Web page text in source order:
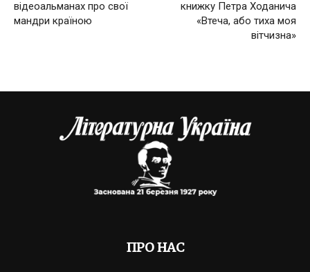
відеоальманах про свої
мандри країною
книжку Петра Ходанича
«Втеча, або тиха моя
вітчизна»
ПРО НАС